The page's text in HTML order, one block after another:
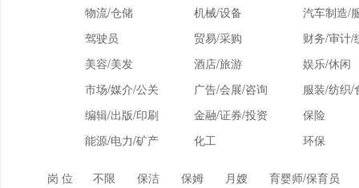
物流/仓储
机械/设备
汽车制造/
驾驶员
贸易/采购
财务/审计/
美容/美发
酒店/旅游
娱乐/休闲
市场/媒介/公关
广告/会展/咨询
服装/纺织/
编辑/出版/印刷
金融/证券/投资
保险
能源/电力/矿产
化工 环保
岗 位 不限 保洁 保姆 月嫂 育婴师/保育员